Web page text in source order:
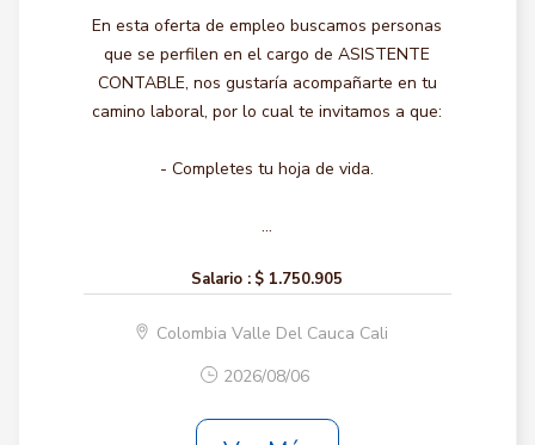
En esta oferta de empleo buscamos personas
que se perfilen en el cargo de ASISTENTE
CONTABLE, nos gustaría acompañarte en tu
camino laboral, por lo cual te invitamos a que:
- Completes tu hoja de vida.
...
Salario : $ 1.750.905
Colombia Valle Del Cauca Cali
2026/08/06